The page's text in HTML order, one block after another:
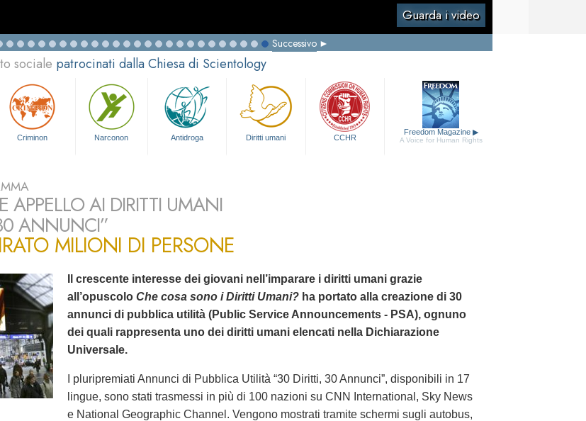
Guarda i video
Successivo
sociale patrocinati dalla Chiesa di Scientology
Criminon Narconon Antidroga Diritti umani CCHR
Freedom Magazine ▶
A Voice for Human Rights
APPELLO AI DIRITTI UMANI
ANNUNCI”
MILIONI DI PERSONE
Il crescente interesse dei giovani nell’imparare i diritti umani grazie
all’opuscolo Che cosa sono i Diritti Umani? ha portato alla creazione di 30
annunci di pubblica utilità (Public Service Announcements - PSA), ognuno
dei quali rappresenta uno dei diritti umani elencati nella Dichiarazione
Universale.
I pluripremiati Annunci di Pubblica Utilità “30 Diritti, 30 Annunci”, disponibili in 17
lingue, sono stati trasmessi in più di 100 nazioni su CNN International, Sky News
e National Geographic Channel. Vengono mostrati tramite schermi sugli autobus,